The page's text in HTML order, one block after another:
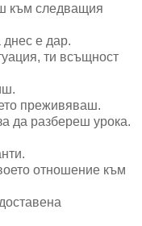
към следващия
днес е дар.
ти всъщност
преживяваш.
да разбереш урока.
отношение към